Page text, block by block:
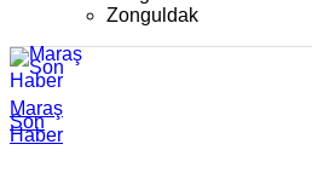
Zonguldak
Maraş
Son
Haber